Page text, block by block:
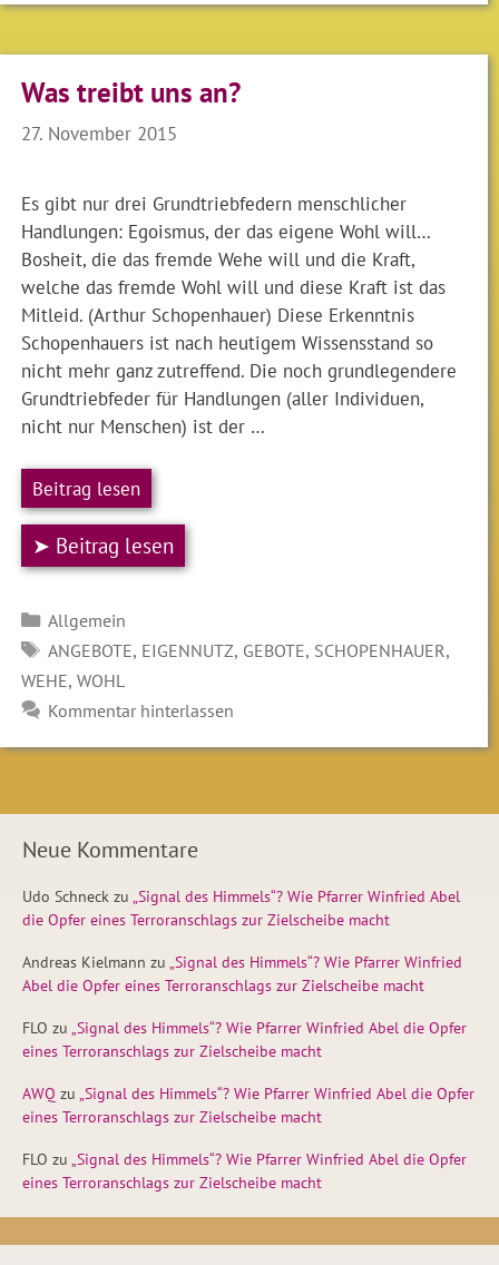
Was treibt uns an?
27. November 2015
Es gibt nur drei Grundtriebfedern menschlicher
Handlungen: Egoismus, der das eigene Wohl will…
Bosheit, die das fremde Wehe will und die Kraft,
welche das fremde Wohl will und diese Kraft ist das
Mitleid. (Arthur Schopenhauer) Diese Erkenntnis
Schopenhauers ist nach heutigem Wissensstand so
nicht mehr ganz zutreffend. Die noch grundlegendere
Grundtriebfeder für Handlungen (aller Individuen,
nicht nur Menschen) ist der …
Beitrag lesen
➤ Beitrag lesen
Kategorien
Allgemein
SCHLAGWÖRTER
ANGEBOTE, EIGENNUTZ, GEBOTE, SCHOPENHAUER,
WEHE,WOHL
Kommentar hinterlassen
Neue Kommentare
Udo Schneck zu „Signal des Himmels“? Wie Pfarrer Winfried Abel
die Opfer eines Terroranschlags zur Zielscheibe macht
Andreas Kielmann zu „Signal des Himmels“? Wie Pfarrer Winfried
Abel die Opfer eines Terroranschlags zur Zielscheibe macht
FLO zu „Signal des Himmels“? Wie Pfarrer Winfried Abel die Opfer
eines Terroranschlags zur Zielscheibe macht
AWQ zu „Signal des Himmels“? Wie Pfarrer Winfried Abel die Opfer
eines Terroranschlags zur Zielscheibe macht
FLO zu „Signal des Himmels“? Wie Pfarrer Winfried Abel die Opfer
eines Terroranschlags zur Zielscheibe macht